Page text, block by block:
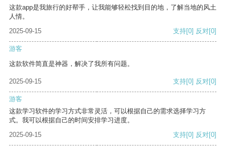
这款app是我旅行的好帮手，让我能够轻松找到目的地，了解当地的风土
人情。
2025-09-15
支持[0] 反对[0]
游客
这款软件简直是神器，解决了我所有问题。
2025-09-15 支持[0] 反对[0]
游客
这款学习软件的学习方式非常灵活，可以根据自己的需求选择学习方
式。我可以根据自己的时间安排学习进度。
2025-09-15
支持[0] 反对[0]